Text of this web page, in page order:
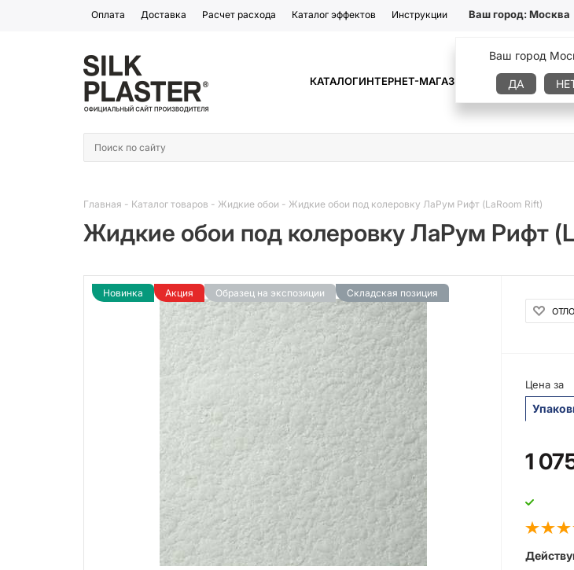
Оплата Доставка Расчет расхода Каталог эффектов Инструкции Ваш город:Москва
Ваш город
ДА
КАТАЛОГИНТЕРНЕТ-МАГАЗИН ГДЕ КУПИТЬ
Главная - Каталог товаров - Жидкие обои - Жидкие обои под колеровку ЛаРум Рифт (LaRoom Rift)
Жидкие обои под колеровку ЛаРум Рифт
Новинка Акция Образец на экспозиции Складская позиция
Цена за
1